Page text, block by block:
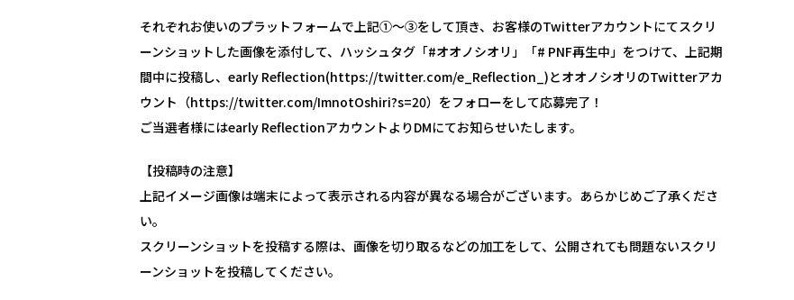
それぞれお使いのプラットフォームで上記①〜③をして頂き、お客様のTwitterアカウントにてスクリ
ーンショットした画像を添付して、ハッシュタグ「#オオノシオリ」「# PNF再生中」をつけて、上記期
間中に投稿し、early Reflection(https://twitter.com/e_Reflection_)とオオノシオリのTwitterアカ
ウント（https://twitter.com/ImnotOshiri?s=20）をフォローをして応募完了！
ご当選者様にはearly ReflectionアカウントよりDMにてお知らせいたします。
【投稿時の注意】
上記イメージ画像は端末によって表示される内容が異なる場合がございます。あらかじめご了承くださ
い。
スクリーンショットを投稿する際は、画像を切り取るなどの加工をして、公開されても問題ないスクリ
ーンショットを投稿してください。